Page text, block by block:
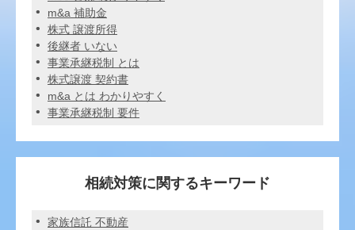
m&a 補助金
株式 譲渡所得
後継者 いない
事業承継税制 とは
株式譲渡 契約書
m&a とは わかりやすく
事業承継税制 要件
相続対策に関するキーワード
家族信託 不動産